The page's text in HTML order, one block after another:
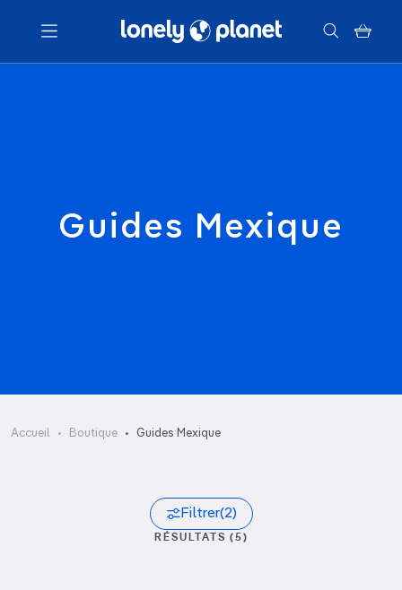
Menu
Guides Mexique
Accueil Boutique Guides Mexique
Filtrer(2)
RÉSULTATS (5)